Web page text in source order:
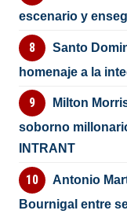
escenario y
Santo
homenaje a la
Milton
soborno
INTRANT
Antonio
Bournigal entre